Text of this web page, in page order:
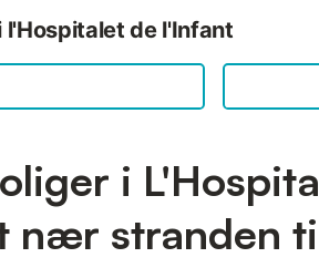
l'Hospitalet de l'Infant
i
nær stranden